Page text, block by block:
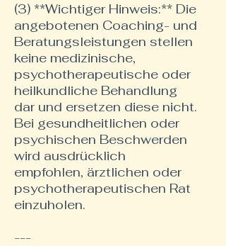
(3) **Wichtiger Hinweis:** Die
angebotenen Coaching- und
Beratungsleistungen stellen
keine medizinische,
psychotherapeutische oder
heilkundliche Behandlung
dar und ersetzen diese nicht.
Bei gesundheitlichen oder
psychischen Beschwerden
wird ausdrücklich
empfohlen, ärztlichen oder
psychotherapeutischen Rat
einzuholen.
---